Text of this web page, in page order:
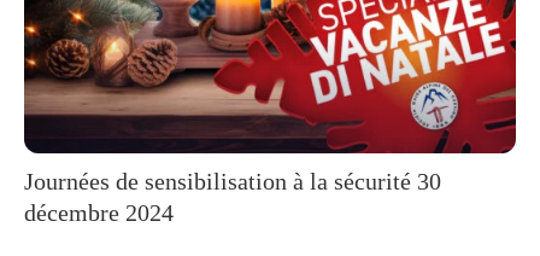
Journées de sensibilisation à la sécurité 30
décembre 2024